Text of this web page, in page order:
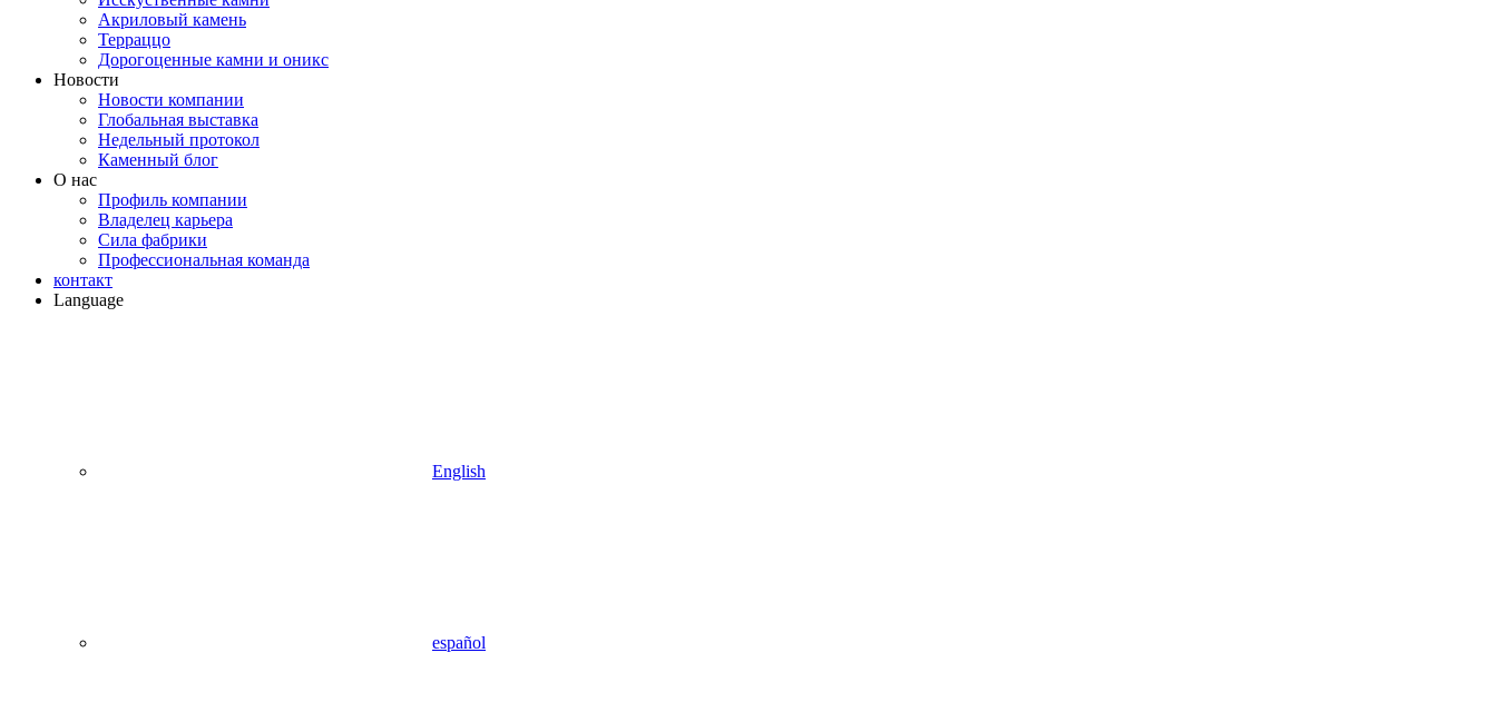
Акриловый камень
Терраццо
Дорогоценные камни и оникс
Новости
Новости компании
Глобальная выставка
Недельный протокол
Каменный блог
О нас
Профиль компании
Владелец карьера
Сила фабрики
Профессиональная команда
контакт
Language
English
español